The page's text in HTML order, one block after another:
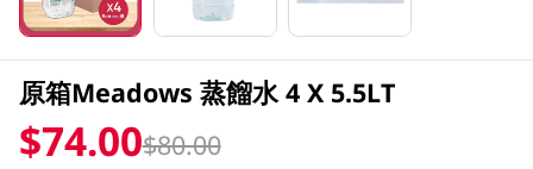
原箱Meadows 蒸餾水 4 X 5.5LT
$74.00$80.00